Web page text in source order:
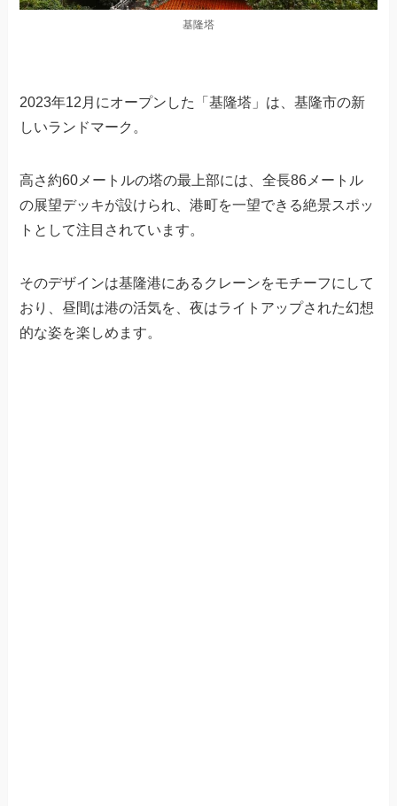
基隆塔
2023年12月にオープンした「基隆塔」は、基隆市の新
しいランドマーク。
高さ約60メートルの塔の最上部には、全長86メートル
の展望デッキが設けられ、港町を一望できる絶景スポッ
トとして注目されています。
そのデザインは基隆港にあるクレーンをモチーフにして
おり、昼間は港の活気を、夜はライトアップされた幻想
的な姿を楽しめます。